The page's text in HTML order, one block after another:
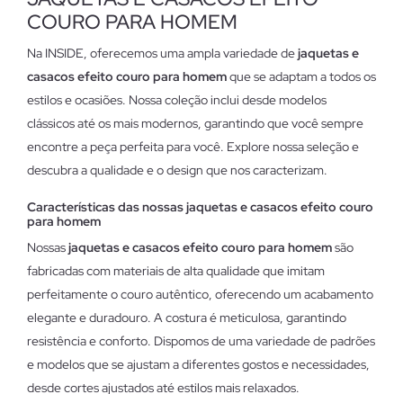
COURO PARA HOMEM
Na INSIDE, oferecemos uma ampla variedade dejaquetas e
casacos efeito couro para homemque se adaptam a todos os
estilos e ocasiões. Nossa coleção inclui desde modelos
clássicos até os mais modernos, garantindo que você sempre
encontre a peça perfeita para você. Explore nossa seleção e
descubra a qualidade e o design que nos caracterizam.
Características das nossas jaquetas e casacos efeito couro
para homem
Nossasjaquetas e casacos efeito couro para homemsão
fabricadas com materiais de alta qualidade que imitam
perfeitamente o couro autêntico, oferecendo um acabamento
elegante e duradouro. A costura é meticulosa, garantindo
resistência e conforto. Dispomos de uma variedade de padrões
e modelos que se ajustam a diferentes gostos e necessidades,
desde cortes ajustados até estilos mais relaxados.